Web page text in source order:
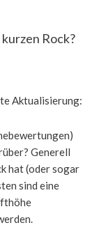
Rock?
Aktualisierung:
)
Generell
hat (oder sogar
sind eine